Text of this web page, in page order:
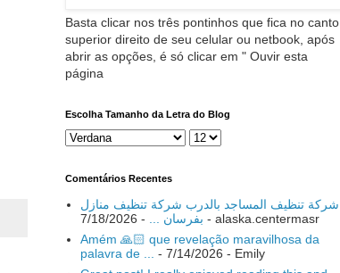
Basta clicar nos três pontinhos que fica no canto
superior direito de seu celular ou netbook, após
abrir as opções, é só clicar em " Ouvir esta
página
Escolha Tamanho da Letra do Blog
Comentários Recentes
شركة تنظيف المساجد بالدرب شركة تنظيف منازل
بفرسان ...
- 7/18/2026
- alaska.centermasr
Amém 🙏🏻 que revelação maravilhosa da
palavra de ...
- 7/14/2026 - Emily